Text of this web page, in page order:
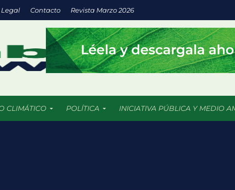
Legal Contacto Revista Marzo 2026
CLIMÁTICO POLÍTICA INICIATIVA PÚBLICA Y MEDIO